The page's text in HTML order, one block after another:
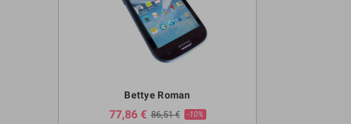
Bettye Roman
77,86 € 86,51 € -10%